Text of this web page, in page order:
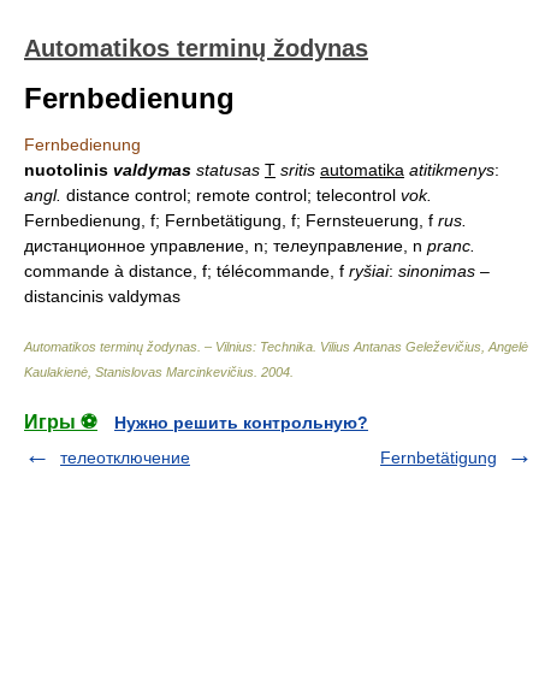
Automatikos terminų žodynas
Fernbedienung
Fernbedienung
nuotolinis valdymas statusas T sritis automatika atitikmenys:
angl. distance control; remote control; telecontrol vok.
Fernbedienung, f; Fernbetätigung, f; Fernsteuerung, f rus.
дистанционное управление, n; телеуправление, n pranc.
commande à distance, f; télécommande, f ryšiai: sinonimas –
distancinis valdymas
Automatikos terminų žodynas. – Vilnius: Technika Vilius Antanas Geleževičius, Angelė
Kaulakienė, Stanislovas Marcinkevičius 2004
Игры ⚽
Нужно решить контрольную?
телеотключение
Fernbetätigung